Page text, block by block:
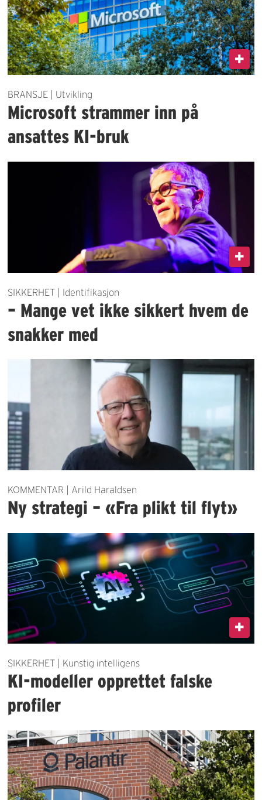
BRANSJE | Utvikling
Microsoft strammer inn på
ansattes KI-bruk
SIKKERHET | Identifikasjon
– Mange vet ikke sikkert hvem de
snakker med
KOMMENTAR | Arild Haraldsen
Ny strategi – «Fra plikt til flyt»
SIKKERHET | Kunstig intelligens
KI-modeller opprettet falske
profiler